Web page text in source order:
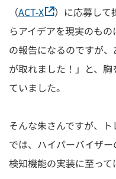
（ACT-X
）に応募して
らアイデアを現実のも
の報告になるのですが
が取れました！」と、
ていました。
そんな朱さんですが、
では、ハイパーバイザ
検知機能の実装に至って